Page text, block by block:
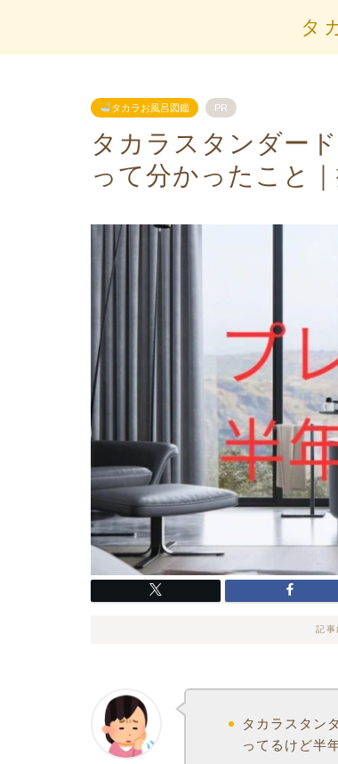
タ
タカラお風呂図鑑 PR
タカラスタンダー
って分かったこと
記事
タカラスタン
ってるけど半